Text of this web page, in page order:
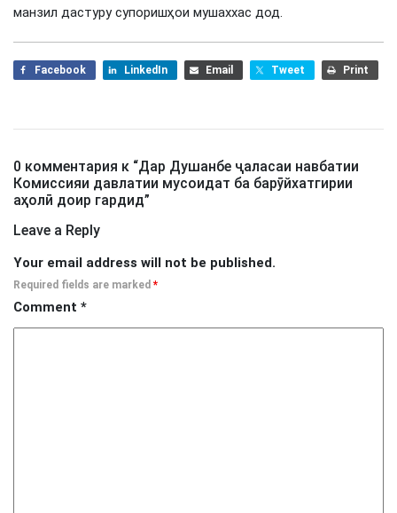
манзил дастуру супоришҳои мушаххас дод.
Facebook LinkedIn Email Tweet Print
0 комментария к “Дар Душанбе ҷаласаи навбатии
Комиссияи давлатии мусоидат ба барӯйхатгирии
аҳолӣ доир гардид”
Leave a Reply
Your email address will not be published.
Required fields are marked *
Comment *